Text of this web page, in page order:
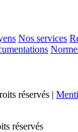
Nos services
réservés |
réservés